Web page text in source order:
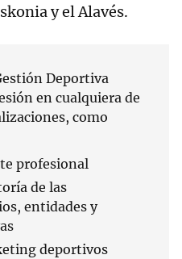
y el Alavés.
Deportiva
en cualquiera de
como
profesional
de las
entidades y
deportivos